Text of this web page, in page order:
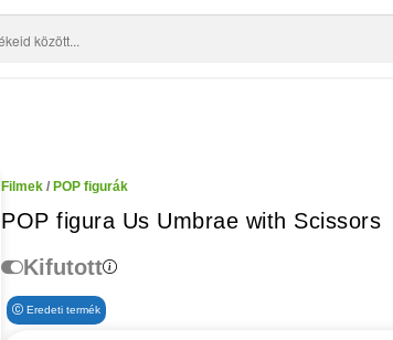
Filmek / POP figurák
POP figura Us Umbrae with Scissors
Kifutott
Eredeti termék